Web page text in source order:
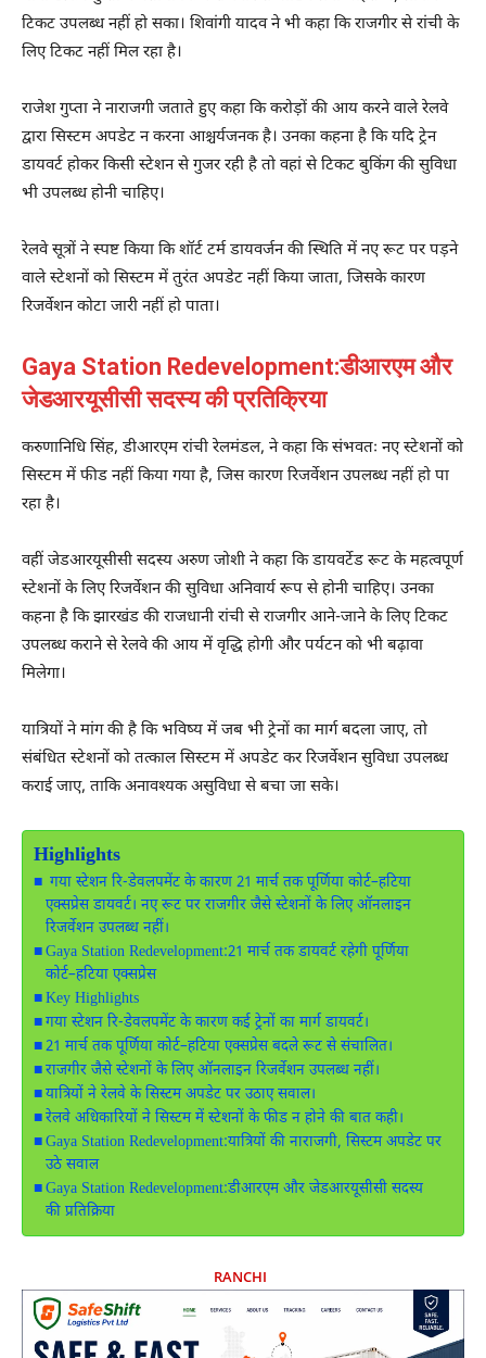
टिकट उपलब्ध नहीं हो सका। शिवांगी यादव ने भी कहा कि राजगीर सेरांची के
लिए टिकट नहीं मिल रहा है।
राजेश गुप्ता ने नाराजगी जताते हुए कहा कि करोड़ों की आय करने वाले रेलवे
द्वारा सिस्टम अपडेट न करना आश्चर्यजनक है। उनका कहना है कि यदि ट्रेन
डायवर्ट होकर किसी स्टेशन से गुजर रही है तो वहां से टिकट बुकिंग की सुविधा
भी उपलब्ध होनी चाहिए।
रेलवे सूत्रों ने स्पष्ट किया कि शॉर्ट टर्म डायवर्जन की स्थिति में नए रूट पर पड़ने
वाले स्टेशनों को सिस्टम में तुरंत अपडेट नहीं किया जाता, जिसके कारण
रिजर्वेशन कोटा जारी नहीं हो पाता।
Gaya Station Redevelopment:डीआरएम और
जेडआरयूसीसी सदस्य की प्रतिक्रिया
करुणानिधि सिंह, डीआरएम रांची रेलमंडल, ने कहा कि संभवतः नए स्टेशनों को
सिस्टम में फीड नहीं किया गया है, जिस कारण रिजर्वेशन उपलब्ध नहीं हो पा
रहा है।
वहीं जेडआरयूसीसी सदस्य अरुण जोशी ने कहा कि डायवर्टेड रूट के महत्वपूर्ण
स्टेशनों के लिए रिजर्वेशन की सुविधा अनिवार्य रूप से होनी चाहिए। उनका
कहना है कि झारखंड की राजधानी रांची से राजगीर आने-जाने के लिए टिकट
उपलब्ध कराने से रेलवे की आय में वृद्धि होगी और पर्यटन को भी बढ़ावा
मिलेगा।
यात्रियों ने मांग की है कि भविष्य में जब भी ट्रेनों का मार्ग बदला जाए, तो
संबंधित स्टेशनों को तत्काल सिस्टम में अपडेट कर रिजर्वेशन सुविधा उपलब्ध
कराई जाए, ताकि अनावश्यक असुविधा से बचा जा सके।
Highlights
गया स्टेशन रि-डेवलपमेंट के कारण 21 मार्च तक पूर्णिया कोर्ट–हटिया
एक्सप्रेस डायवर्ट। नए रूट पर राजगीर जैसे स्टेशनों के लिए ऑनलाइन
रिजर्वेशन उपलब्ध नहीं।
Gaya Station Redevelopment:21 मार्च तक डायवर्ट रहेगी पूर्णिया
कोर्ट–हटिया एक्सप्रेस
Key Highlights
गया स्टेशन रि-डेवलपमेंट के कारण कई ट्रेनों का मार्ग डायवर्ट।
21 मार्च तक पूर्णिया कोर्ट–हटिया एक्सप्रेस बदले रूट से संचालित।
राजगीर जैसे स्टेशनों के लिए ऑनलाइन रिजर्वेशन उपलब्ध नहीं।
यात्रियों ने रेलवे के सिस्टम अपडेट पर उठाए सवाल।
रेलवे अधिकारियों ने सिस्टम में स्टेशनों के फीड न होने की बात कही।
Gaya Station Redevelopment:यात्रियों की नाराजगी, सिस्टम अपडेट पर
उठे सवाल
Gaya Station Redevelopment:डीआरएम और जेडआरयूसीसी सदस्य
की प्रतिक्रिया
RANCHI